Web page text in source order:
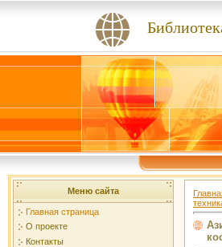
Меню сайта
Главная страница
О проекте
Контакты